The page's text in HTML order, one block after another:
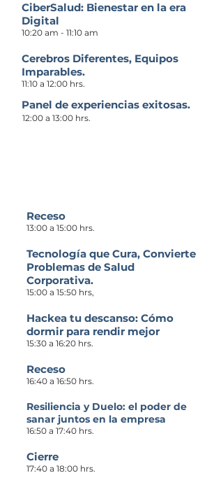
CiberSalud: Bienestar en la era
Digital
10:20 am - 11:10 am
Cerebros Diferentes, Equipos
Imparables.
11:10 a 12:00 hrs.
Panel de experiencias exitosas.
12:00 a 13:00 hrs.
Receso
13:00 a 15:00 hrs.
Tecnología que Cura, Convierte
Problemas de Salud
Corporativa.
15:00 a 15:50 hrs,
Hackea tu descanso: Cómo
dormir para rendir mejor
15:30 a 16:20 hrs.
Receso
16:40 a 16:50 hrs.
Resiliencia y Duelo: el poder de
sanar juntos en la empresa
16:50 a 17:40 hrs.
Cierre
17:40 a 18:00 hrs.